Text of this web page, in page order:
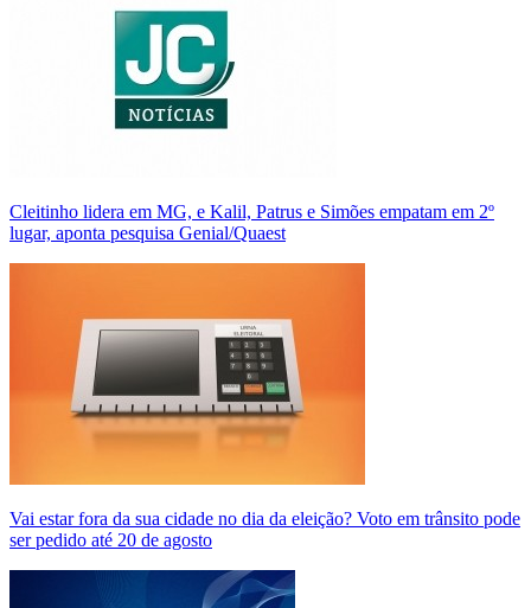
Cleitinho lidera em MG, e Kalil, Patrus e Simões empatam em 2º
lugar, aponta pesquisa Genial/Quaest
Vai estar fora da sua cidade no dia da eleição? Voto em trânsito pode
ser pedido até 20 de agosto